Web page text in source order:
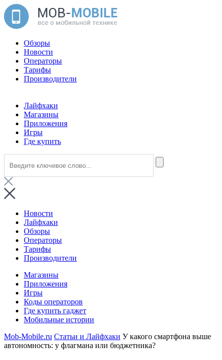
Обзоры
Новости
Операторы
Тарифы
Производители
Лайфхаки
Магазины
Приложения
Игры
Где купить
Новости
Лайфхаки
Обзоры
Операторы
Тарифы
Производители
Магазины
Приложения
Игры
Коды операторов
Где купить гаджет
Мобильные истории
Mob-Mobile.ru Статьи и Лайфхаки У какого смартфона выше
автономность: у флагмана или бюджетника?